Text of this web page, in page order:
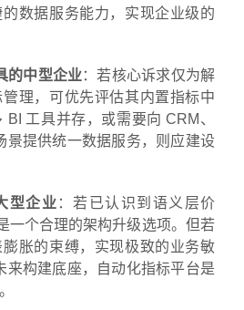
数据服务能力，实现企业级的
的中型企业：若核心诉求仅为解
理，可优先评估其内置指标中
工具并存，或需要向 CRM、
景提供统一数据服务，则应建设
型企业 ：若已认识到语义层价
一个合理的架构升级选项。但若
胀的束缚，实现极致的业务敏
来构建底座，自动化指标平台是